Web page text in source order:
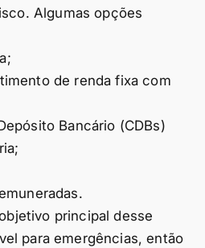
Algumas opções
de renda fixa com
Bancário (CDBs)
principal desse
para emergências, então